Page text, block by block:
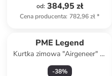
od: 384,95 zł
Cena producenta: 782,96 zł*
PME Legend
Kurtka zimowa "Airgeneer" w
kolorze granatowym
-38%